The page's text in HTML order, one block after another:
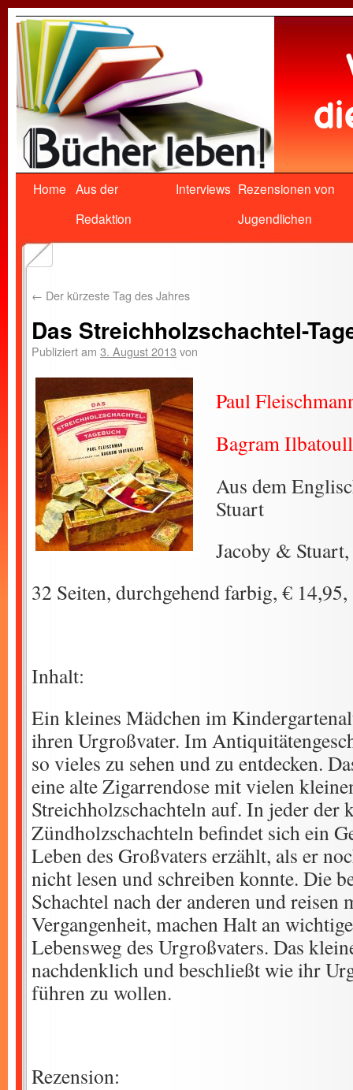
Home Aus der
Redaktion
Interviews Rezensionen von
Jugendlichen
← Der kürzeste Tag des Jahres
Das Streichholzschachtel-
Publiziert am 3. August 2013 von
Paul
Bagram
Aus dem
Stuart
Jacoby &
32 Seiten, durchgehend farbig, € 14,95,
Inhalt:
Ein kleines Mädchen im
ihren Urgroßvater. Im
so vieles zu sehen und zu entdecken.
eine alte Zigarrendose mit vielen
Streichholzschachteln auf. In jeder der
Zündholzschachteln befindet sich ein
Leben des Großvaters erzählt, als er
nicht lesen und schreiben konnte. Die
Schachtel nach der anderen und
Vergangenheit, machen Halt an
Lebensweg des Urgroßvaters. Das
nachdenklich und beschließt wie ihr
führen zu wollen.
Rezension: